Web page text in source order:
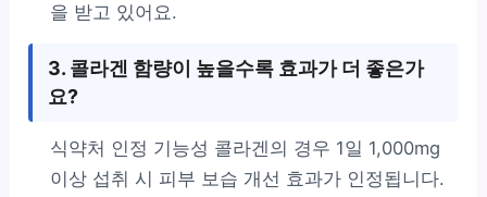
을 받고 있어요.
3. 콜라겐 함량이 높을수록 효과가 더 좋은가
요?
식약처 인정 기능성 콜라겐의 경우 1일 1,000mg
이상 섭취 시 피부 보습 개선 효과가 인정됩니다.